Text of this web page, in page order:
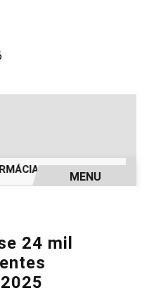
INVESTIGADA EM
MENU
24 mil